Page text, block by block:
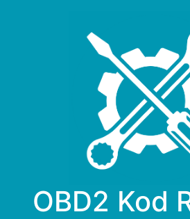
OBD2 Kod